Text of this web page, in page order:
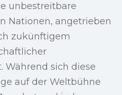
unbestreitbare
Nationen, angetrieben
zukünftigem
Während sich diese
auf der Weltbühne